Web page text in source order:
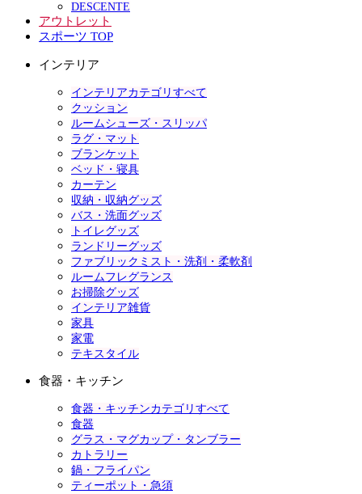
DESCENTE
アウトレット
スポーツ TOP
インテリア
インテリアカテゴリすべて
クッション
ルームシューズ・スリッパ
ラグ・マット
ブランケット
ベッド・寝具
カーテン
収納・収納グッズ
バス・洗面グッズ
トイレグッズ
ランドリーグッズ
ファブリックミスト・洗剤・柔軟剤
ルームフレグランス
お掃除グッズ
インテリア雑貨
家具
家電
テキスタイル
食器・キッチン
食器・キッチンカテゴリすべて
食器
グラス・マグカップ・タンブラー
カトラリー
鍋・フライパン
ティーポット・急須